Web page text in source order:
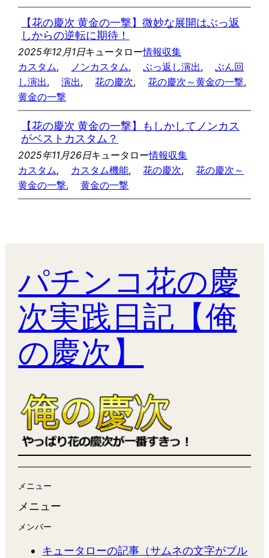
【花の慶次 黄金の一撃】微妙な展開はぶっ返
しからの逆転に期待！
2025年12月1日キュータロー情報収集
カスタム, ノンカスタム, ぶっ返し演出,
ぶん回
し演出, 演出, 花の慶次, 花の慶次～黄金の一撃
黄金の一撃
【花の慶次 黄金の一撃】もしかしてノンカス
がベストカスタム？
2025年11月26日キュータロー情報収集
カスタム, カスタム機能, 花の慶次,
花の慶次～
黄金の一撃, 黄金の一撃
パチンコ花の慶
次実践日記【俺
の慶次】
メニュー
メニュー
メンバー
キュータローの記事（サムネの文字がブル